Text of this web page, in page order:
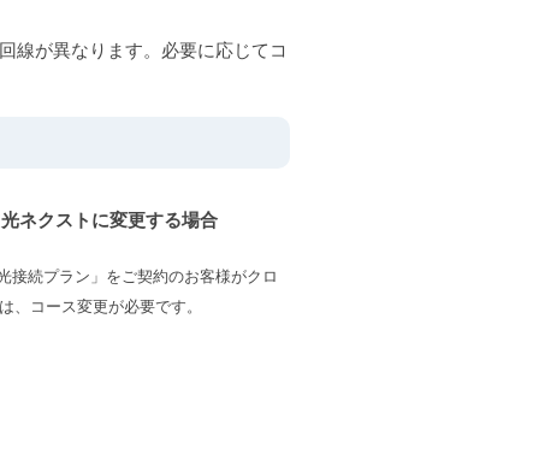
線が異なります。必要に応じてコ
ネクストに変更する場合
接続プラン」をご契約のお客様がクロ
、コース変更が必要です。